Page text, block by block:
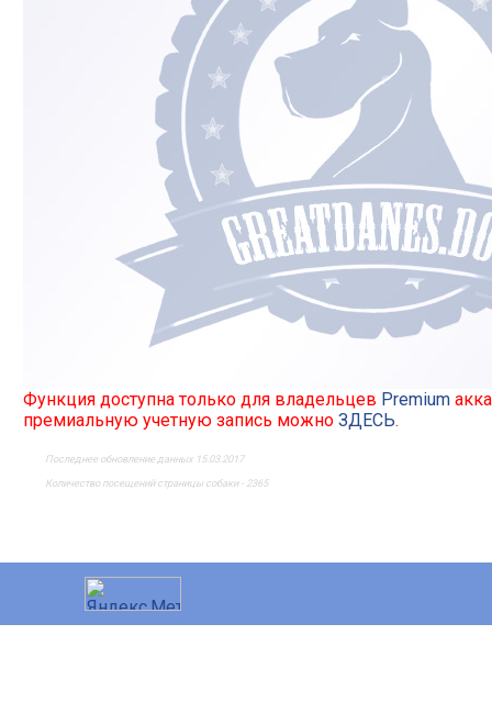
Функция доступна только для владельцев Premium
премиальную учетную запись можно ЗДЕСЬ.
Последнее обновление данных 15.03.2017
Количество посещений страницы собаки - 2365